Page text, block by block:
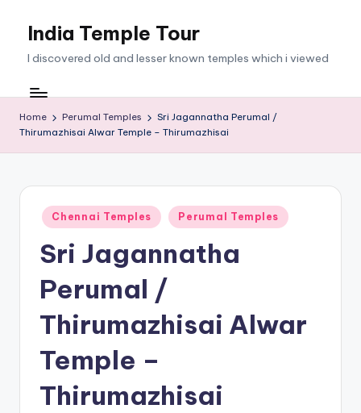
India Temple Tour
I discovered old and lesser known temples which i viewed
Home Perumal Temples
Sri Jagannatha Perumal /
Thirumazhisai Alwar Temple – Thirumazhisai
Posted
in
Chennai Temples Perumal Temples
Sri Jagannatha
Perumal /
Thirumazhisai Alwar
Temple –
Thirumazhisai